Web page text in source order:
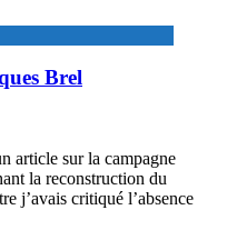
Brel
article sur la campagne
la reconstruction du
j’avais critiqué l’absence